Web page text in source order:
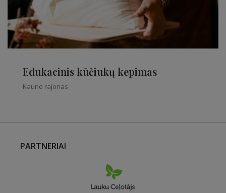
Edukacinis kūčiukų kepimas
Kauno rajonas
PARTNERIAI